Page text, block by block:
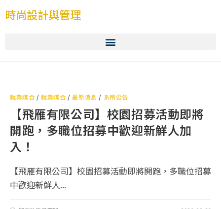
時尚設計與管理
就業媒合 /就業媒合 /最新消息 / 系所公告
【飛雁有限公司】校園招募活動即將
開跑，多職位招募中歡迎新鮮人加
入！
【飛雁有限公司】校園招募活動即將開跑，多職位招募
中歡迎新鮮人...